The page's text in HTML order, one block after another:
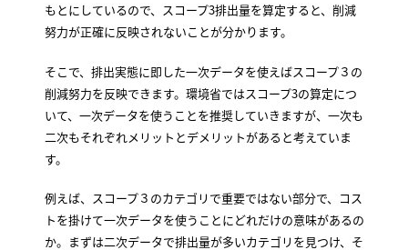
もとにしているので、スコープ3排出量を算定すると、削減
努力が正確に反映されないことが分かります。
そこで、排出実態に即した一次データを使えばスコープ３の
削減努力を反映できます。環境省ではスコープ3の算定につ
いて、一次データを使うことを推奨していきますが、一次も
二次もそれぞれメリットとデメリットがあると考えていま
す。
例えば、スコープ３のカテゴリで重要ではない部分で、コス
トを掛けて一次データを使うことにどれだけの意味があるの
か。まずは二次データで排出量が多いカテゴリを見つけ、そ